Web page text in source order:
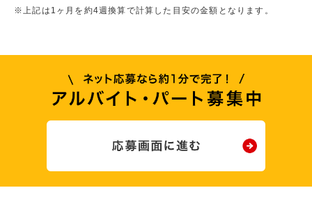
※上記は1ヶ月を約4週換算で計算した目安の金額となります。